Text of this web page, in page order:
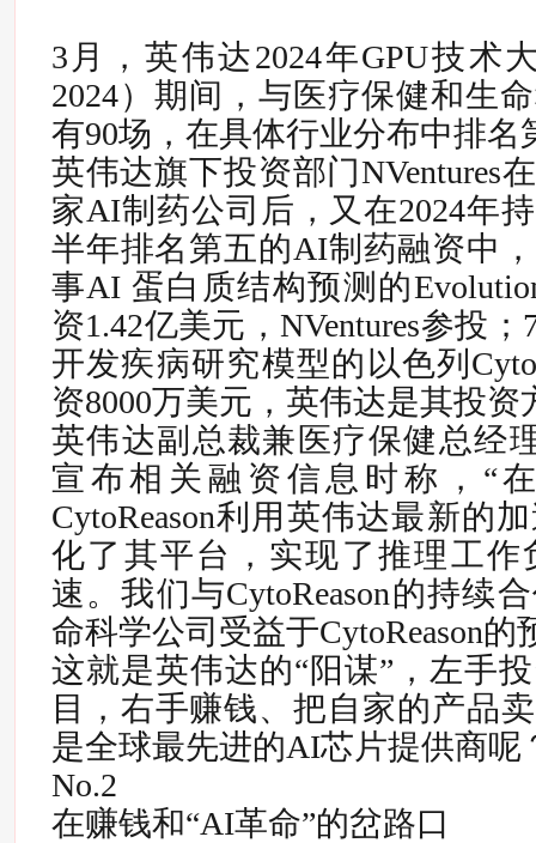
3月，英伟达2024年GPU技术
2024）期间，与医疗保健和生
有90场，在具体行业分布中排名
英伟达旗下投资部门NVentures
家AI制药公司后，又在2024年
半年排名第五的AI制药融资中
事AI 蛋白质结构预测的
资1.42亿美元，NVentures参投
开发疾病研究模型的以色列
资8000万美元，英伟达是其投资
英伟达副总裁兼医疗保健总经
宣布相关融资信息时称，“
CytoReason利用英伟达最新的
化了其平台，实现了推理工作
速。我们与CytoReason的持续
命科学公司受益于CytoReason的
这就是英伟达的“阳谋”，左手
目，右手赚钱、把自家的产品
是全球最先进的AI芯片提供商呢
No.2
在赚钱和“AI革命”的岔路口